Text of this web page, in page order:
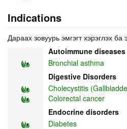
Indications
Дараах зовуурь эмгэгт хэрэглэх ба
Autoimmune diseases
Bronchial asthma
Digestive Disorders
Cholecystitis
Colorectal cancer
Endocrine disorders
Diabetes